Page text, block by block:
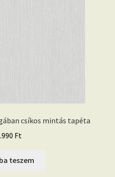
csíkos mintás tapéta
Ft
teszem